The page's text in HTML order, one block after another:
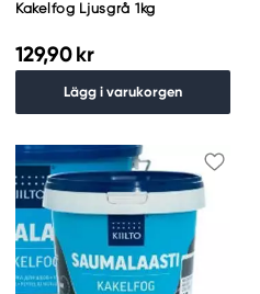
Kakelfog Ljusgrå 1kg
129,90 kr
Lägg i varukorgen